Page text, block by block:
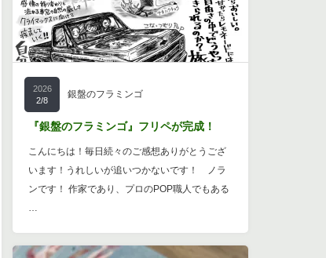
2026
2/8
銀盤のフラミンゴ
『銀盤のフラミンゴ』フリペが完成！
こんにちは！毎日続々のご感想ありがとうござ
います！うれしいが追いつかないです！ ノラ
ンです！ 作家であり、プロのPOP職人でもある
…